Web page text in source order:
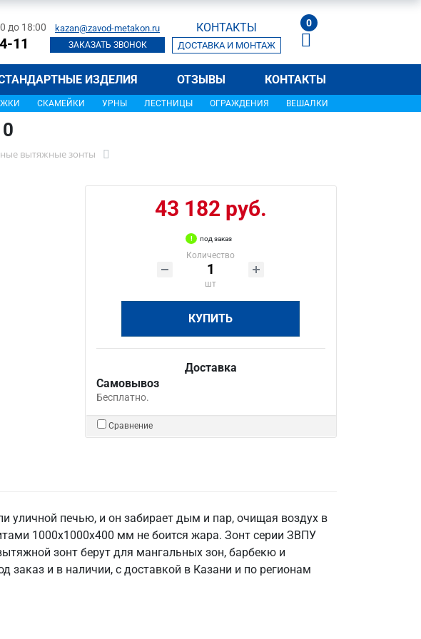
до 18:00
11
kazan@zavod-metakon.ru
ЗАКАЗАТЬ ЗВОНОК
КОНТАКТЫ
ДОСТАВКА И МОНТАЖ
0
ИЗДЕЛИЯ ОТЗЫВЫ КОНТАКТЫ
СКАМЕЙКИ УРНЫ ЛЕСТНИЦЫ ОГРАЖДЕНИЯ ВЕШАЛКИ
вытяжные зонты
43 182 руб.
под заказ
Количество
шт
КУПИТЬ
Доставка
Самовывоз
Бесплатно.
Сравнение
уличной печью, и он забирает дым и пар, очищая воздух в
1000х1000х400 мм не боится жара. Зонт серии ЗВПУ
зонт берут для мангальных зон, барбекю и
и в наличии, с доставкой в Казани и по регионам